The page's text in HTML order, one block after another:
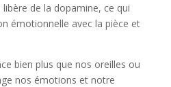
de la dopamine, ce qui
émotionnelle avec la pièce et
bien plus que nos oreilles ou
nos émotions et notre